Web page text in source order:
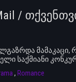
/
საქმიანი
, Romance